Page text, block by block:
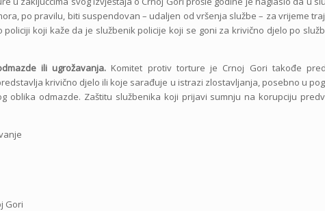
po pravilu, biti suspendovan – udaljen od vršenja službe – za vrijeme
koji kaže da je službenik policije koji se goni za krivično djelo po
ili ugrožavanja. Komitet protiv torture je Crnoj Gori takođe
krivično djelo ili koje sarađuje u istrazi zlostavljanja, posebno u
oblika odmazde. Zaštitu službenika koji prijavi sumnju na korupciju
Gori